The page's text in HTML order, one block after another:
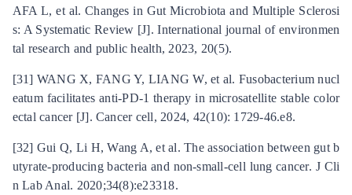
AFA L, et al. Changes in Gut Microbiota and Multiple Sclerosi
s: A Systematic Review [J]. International journal of environmen
tal research and public health, 2023, 20(5).
[31] WANG X, FANG Y, LIANG W, et al. Fusobacterium nucl
eatum facilitates anti-PD-1 therapy in microsatellite stable color
ectal cancer [J]. Cancer cell, 2024, 42(10): 1729-46.e8.
[32] Gui Q, Li H, Wang A, et al. The association between gut b
utyrate-producing bacteria and non-small-cell lung cancer. J Cli
n Lab Anal. 2020;34(8):e23318.